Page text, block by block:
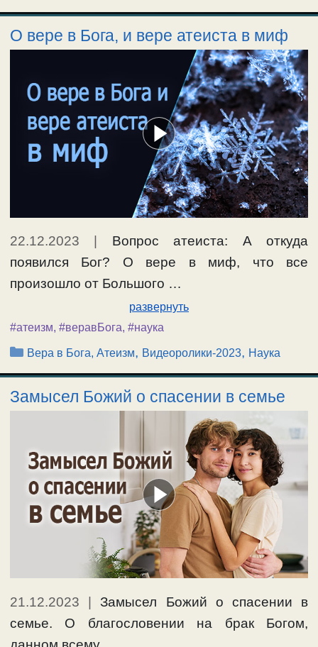
О вере в Бога, и вере атеиста в миф
22.12.2023
Вопрос атеиста: А откуда
появился Бог? О вере в миф, что все
произошло от Большого …
развернуть
#атеизм, #веравБога, #наука
Рубрики
Вера в Бога, Атеизм, Видеоролики-2023, Наука
Замысел Божий о спасении в семье
21.12.2023 |Замысел Божий о спасении в
семье. О благословении на брак Богом,